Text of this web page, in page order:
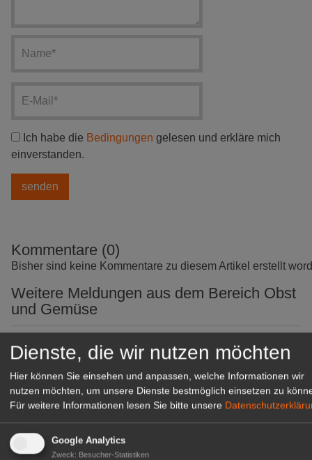
Ich habe die Bedingungen gelesen und erkläre mich
einverstanden.
Kommentare (0)
Bisher sind keine Kommentare zu diesem Artikel erstellt
Weitere Meldungen aus dem Bereich Obst
und Gemüse
Aug
7. September
08.
Aug
ifo: Deutsche Wirtschaft
überraschend robust
08.
Aug
Umwege
Dienste, die wir nutzen möchten
Hier können Sie einsehen und anpassen, welche Informationen wir
nutzen möchten, um unsere Dienste bestmöglich einsetzen zu
Für weitere Informationen lesen Sie bitte unsere
Google Analytics
Zweck: Besucher-Statistiken